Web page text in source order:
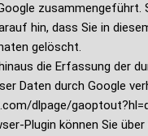
zusammengeführt.
hin, dass Sie in
gelöscht.
die Erfassung der
Daten durch Google
dlpage/
Plugin können Sie